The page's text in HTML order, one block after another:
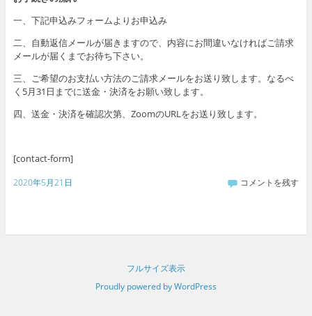
一、下記申込みフォームよりお申込み
二、自動返信メールが届きますので、内容にお間違いなければご請求
メールが届くまでお待ち下さい。
三、ご希望のお支払い方法のご請求メールをお送り致します。なるべ
く5月31日までに送金・決済をお願い致します。
四、送金・決済を確認次第、ZoomのURLをお送り致します。
[contact-form]
2020年5月21日 コメントを残す
フルサイズ表示
Proudly powered by WordPress